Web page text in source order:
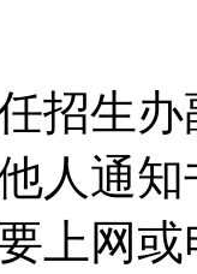
招生
人通
上网